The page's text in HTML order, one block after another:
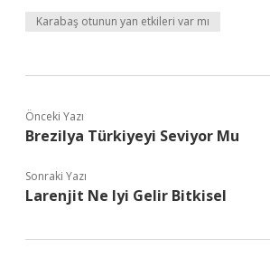
Karabaş otunun yan etkileri var mı
Önceki Yazı
Brezilya Türkiyeyi Seviyor Mu
Sonraki Yazı
Larenjit Ne Iyi Gelir Bitkisel